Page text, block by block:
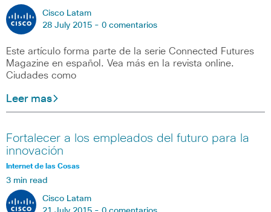
Cisco Latam
28 July 2015 - 0 comentarios
Este artículo forma parte de la serie Connected Futures
Magazine en español. Vea más en la revista online.
Ciudades como
Leer mas
Fortalecer a los empleados del futuro para la
innovación
Internet de las Cosas
3 min read
Cisco Latam